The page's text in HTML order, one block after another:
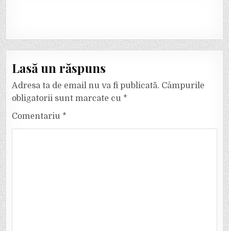
Lasă un răspuns
Adresa ta de email nu va fi publicată. Câmpurile
obligatorii sunt marcate cu *
Comentariu *